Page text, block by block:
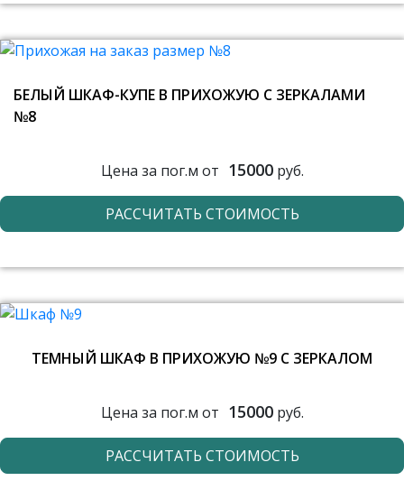
БЕЛЫЙ ШКАФ-КУПЕ В ПРИХОЖУЮ С ЗЕРКАЛАМИ
№8
Цена за пог.м от 15000руб.
РАССЧИТАТЬ СТОИМОСТЬ
ТЕМНЫЙ ШКАФ В ПРИХОЖУЮ №9 С ЗЕРКАЛОМ
Цена за пог.м от 15000руб.
РАССЧИТАТЬ СТОИМОСТЬ